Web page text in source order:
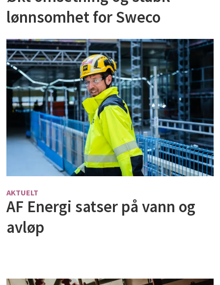
lønnsomhet for Sweco
AKTUELT
AF Energi satser på vann og
avløp